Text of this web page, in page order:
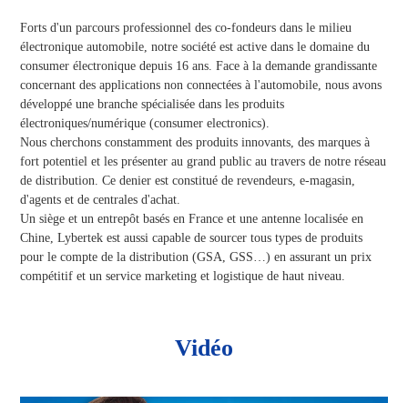
Forts d'un parcours professionnel des co-fondeurs dans le milieu
électronique automobile, notre société est active dans le domaine du
consumer électronique depuis 16 ans. Face à la demande grandissante
concernant des applications non connectées à l'automobile, nous avons
développé une branche spécialisée dans les produits
électroniques/numérique (consumer electronics).
Nous cherchons constamment des produits innovants, des marques à
fort potentiel et les présenter au grand public au travers de notre réseau
de distribution. Ce denier est constitué de revendeurs, e-magasin,
d'agents et de centrales d'achat.
Un siège et un entrepôt basés en France et une antenne localisée en
Chine, Lybertek est aussi capable de sourcer tous types de produits
pour le compte de la distribution (GSA, GSS…) en assurant un prix
compétitif et un service marketing et logistique de haut niveau.
Vidéo